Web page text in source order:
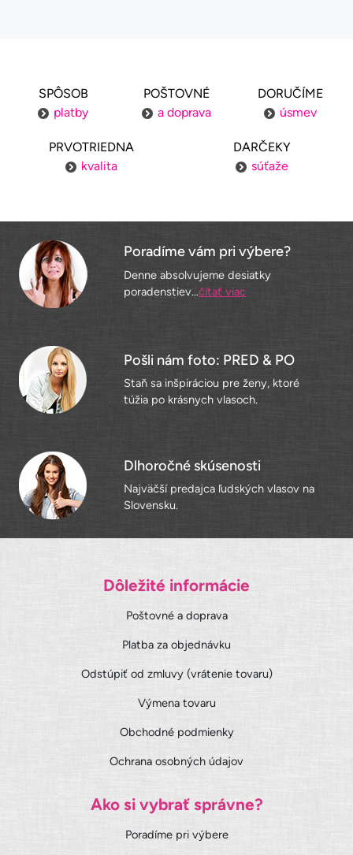
SPÔSOB
platby
POŠTOVNÉ
a doprava
DORUČÍME
úsmev
PRVOTRIEDNA
kvalita
DARČEKY
súťaže
Poradíme vám pri výbere?
Denne absolvujeme desiatky
poradenstiev...čítať viac
Pošli nám foto: PRED & PO
Staň sa inšpiráciou pre ženy, ktoré
túžia po krásnych vlasoch.
Dlhoročné skúsenosti
Najväčší predajca ľudských vlasov na
Slovensku.
Dôležité informácie
Poštovné a doprava
Platba za objednávku
Odstúpiť od zmluvy (vrátenie tovaru)
Výmena tovaru
Obchodné podmienky
Ochrana osobných údajov
Ako si vybrať správne?
Poradíme pri výbere